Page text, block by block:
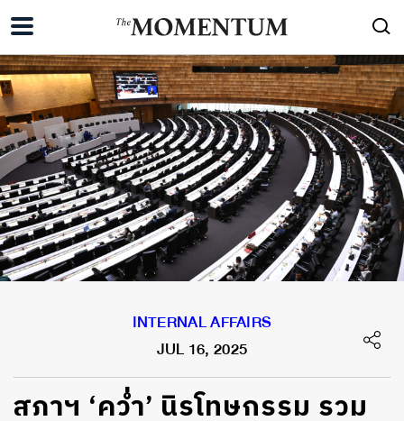
INTERNAL AFFAIRS
JUL 16, 2025
สภาฯ ‘คว่ำ’ นิรโทษกรรม รวม